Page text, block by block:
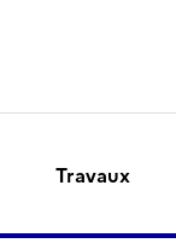
Travaux